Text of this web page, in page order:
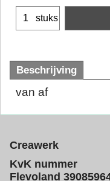
stuks
Beschrijving
van af
Creawerk
KvK nummer
Flevoland